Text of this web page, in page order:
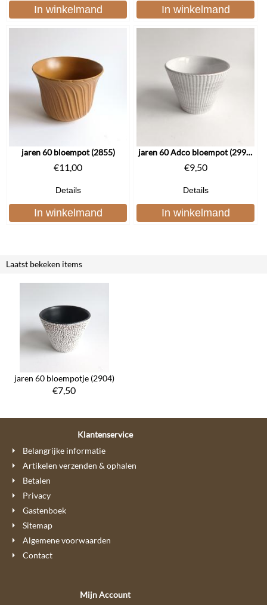
In winkelmand In winkelmand
jaren 60 bloempot (2855)
€11,00
Details
In winkelmand
jaren 60 Adco bloempot (2996)
€9,50
Details
In winkelmand
Laatst bekeken items
jaren 60 bloempotje (2904)
€7,50
Klantenservice
Belangrijke informatie
Artikelen verzenden & ophalen
Betalen
Privacy
Gastenboek
Sitemap
Algemene voorwaarden
Contact
Mijn Account